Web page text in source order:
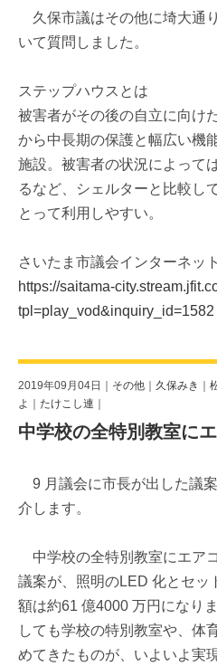
久保市議はその他に埼大通
いて質問しました。
ステップハウスとは
被害者がその後の自立に向け
から中長期の保護と幅広い機
施設。被害者の状況によって
るなど、シェルターと比較し
とって利用しやすい。
さいたま市議会インターネッ
https://saitama-
tpl=play_vod&inquiry_id=1582
2019年09月04日｜ その他 ｜ 久保みき ｜
よ ｜ たけこし連 ｜
中学校の全特別教室に
9 月議会に市長が出した議
介します。
中学校の全特別教室にエア
議案が、照明のLED 化とセッ
額は約61 億4000 万円になり
しても学校の特別教室や、体
めてきたものが、いよいよ実